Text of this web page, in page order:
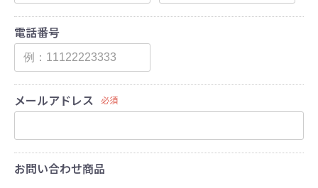
電話番号
メールアドレス 必須
お問い合わせ商品